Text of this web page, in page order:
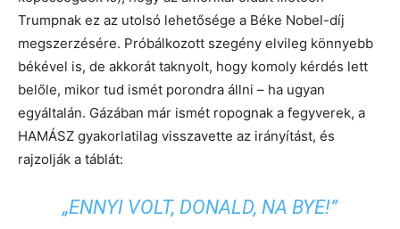
Trumpnak ez az utolsó lehetősége a Béke Nobel-díj
megszerzésére. Próbálkozott szegény elvileg könnyebb
békével is, de akkorát taknyolt, hogy komoly kérdés lett
belőle, mikor tud ismét porondra állni – ha ugyan
egyáltalán. Gázában már ismét ropognak a fegyverek, a
HAMÁSZ gyakorlatilag visszavette az irányítást, és
rajzolják a táblát:
„ENNYI VOLT, DONALD, NA BYE!”